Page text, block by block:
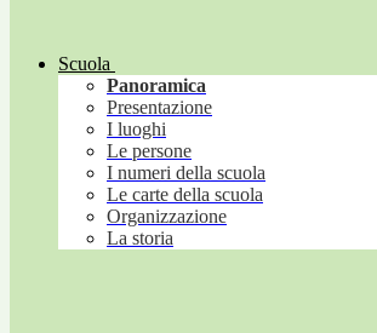
Scuola
Panoramica
Presentazione
I luoghi
Le persone
I numeri della scuola
Le carte della scuola
Organizzazione
La storia